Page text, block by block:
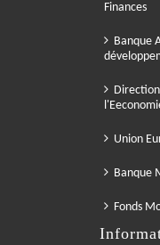
Finances
Banque
Union
Banque
Fonds